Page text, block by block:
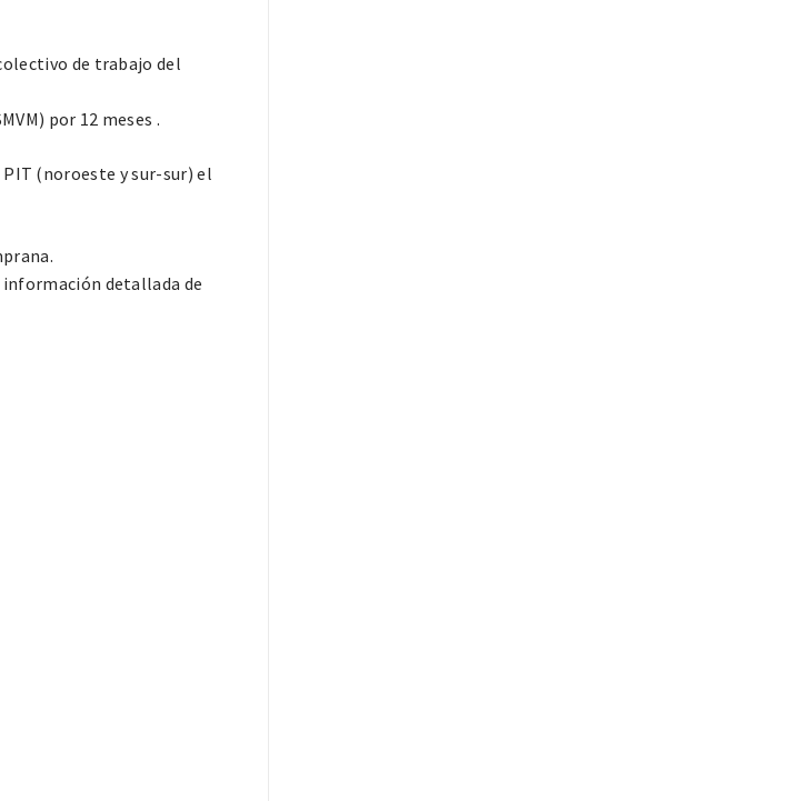
de trabajo del
por 12 meses .
PIT (noroeste y sur-sur) el
detallada de